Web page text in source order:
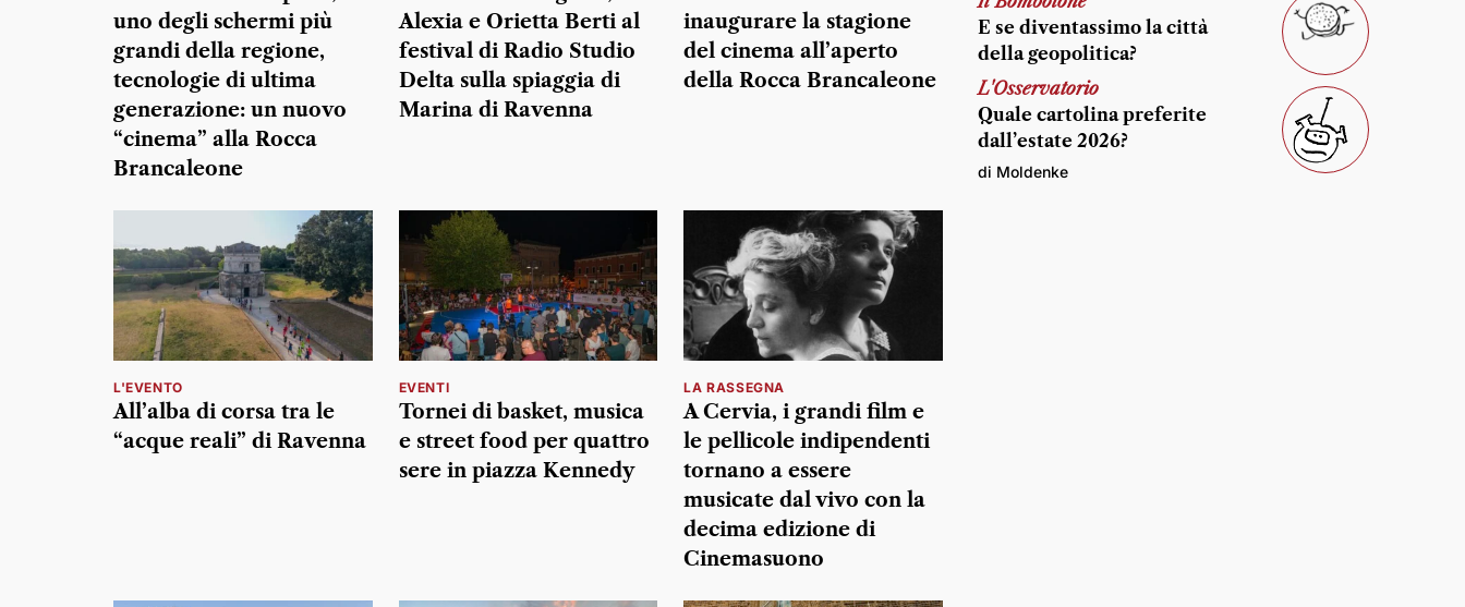
uno degli schermi più
grandi della regione,
tecnologie di ultima
generazione: un nuovo
“cinema” alla Rocca
Brancaleone
Alexia e Orietta Berti al
festival di Radio Studio
Delta sulla spiaggia di
Marina di Ravenna
inaugurare la stagione
del cinema all’aperto
della Rocca Brancaleone
L'EVENTO
All’alba di corsa tra le
“acque reali” di Ravenna
EVENTI
Tornei di basket, musica
e street food per quattro
sere in piazza Kennedy
LA RASSEGNA
A Cervia, i grandi film e
le pellicole indipendenti
tornano a essere
musicate dal vivo con la
decima edizione di
Cinemasuono
E se diventassimo la città
della geopolitica?
L'Osservatorio
Quale cartolina preferite
dall’estate 2026?
di Moldenke